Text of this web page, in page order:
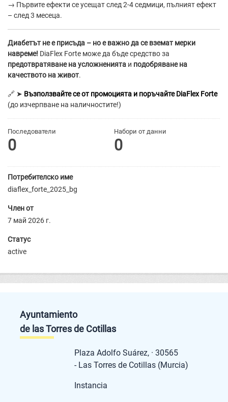
→ Първите ефекти се усещат след 2-4 седмици, пълният ефект
– след 3 месеца.
Диабетът не е присъда – но е важно да се вземат мерки
навреме! DiaFlex Forte може да бъде средство за
предотвратяване на усложненията и подобряване на
качеството на живот.
🔗 ➤ Възползвайте се от промоцията и поръчайте DiaFlex Forte
(до изчерпване на наличностите!)
Последователи
0
Набори от данни
0
Потребителско име
diaflex_forte_2025_bg
Член от
7 май 2026 г.
Статус
active
Ayuntamiento
de las Torres de Cotillas
Plaza Adolfo Suárez, · 30565
- Las Torres de Cotillas (Murcia)
Instancia